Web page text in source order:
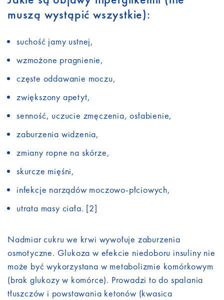
muszą wystąpić wszystkie):
suchość jamy ustnej,
wzmożone pragnienie,
częste oddawanie moczu,
zwiększony apetyt,
senność, uczucie zmęczenia, osłabienie,
zaburzenia widzenia,
zmiany ropne na skórze,
skurcze mięśni,
infekcje narządów moczowo-płciowych,
utrata masy ciała. [2]
Nadmiar cukru we krwi wywołuje zaburzenia
osmotyczne. Glukoza w efekcie niedoboru insuliny nie
może być wykorzystana w metabolizmie komórkowym
(brak glukozy w komórce). Prowadzi to do spalania
tłuszczów i powstawania ketonów (kwasica